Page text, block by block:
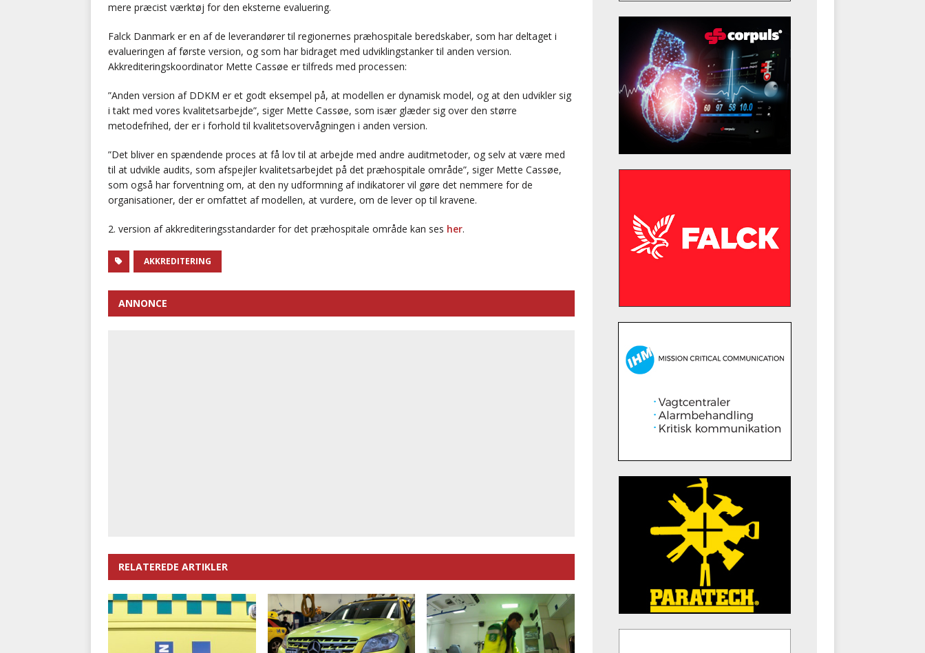
mere præcist værktøj for den eksterne evaluering.
Falck Danmark er en af de leverandører til regionernes præhospitale beredskaber, som har deltaget i
evalueringen af første version, og som har bidraget med udviklingstanker til anden version.
Akkrediteringskoordinator Mette Cassøe er tilfreds med processen:
”Anden version af DDKM er et godt eksempel på, at modellen er dynamisk model, og at den udvikler sig
i takt med vores kvalitetsarbejde”, siger Mette Cassøe, som især glæder sig over den større
metodefrihed, der er i forhold til kvalitetsovervågningen i anden version.
”Det bliver en spændende proces at få lov til at arbejde med andre auditmetoder, og selv at være med
til at udvikle audits, som afspejler kvalitetsarbejdet på det præhospitale område”, siger Mette Cassøe,
som også har forventning om, at den ny udformning af indikatorer vil gøre det nemmere for de
organisationer, der er omfattet af modellen, at vurdere, om de lever op til kravene.
2. version af akkrediteringsstandarder for det præhospitale område kan ses her.
AKKREDITERING
ANNONCE
RELATEREDE ARTIKLER